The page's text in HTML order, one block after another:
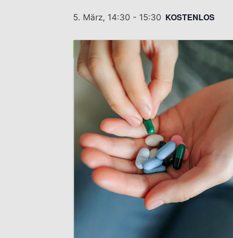
5. März, 14:30 - 15:30 KOSTENLOS